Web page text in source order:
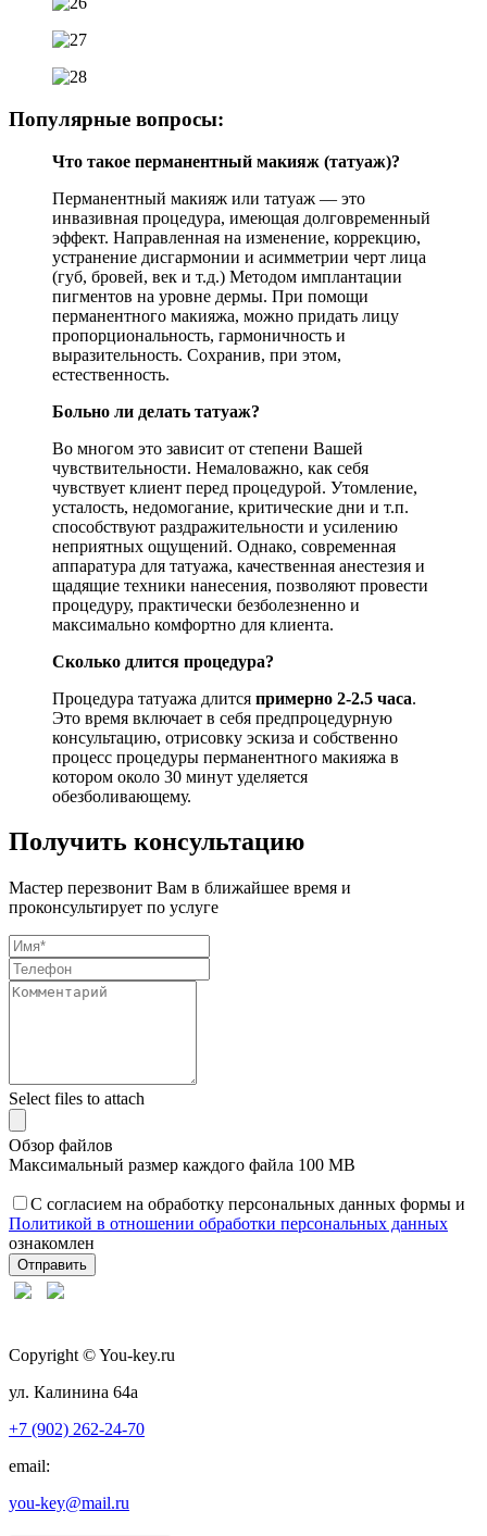
Популярные вопросы:
Что такое перманентный макияж (татуаж)?
Перманентный макияж или татуаж — это
инвазивная процедура, имеющая долговременный
эффект. Направленная на изменение, коррекцию,
устранение дисгармонии и асимметрии черт лица
(губ, бровей, век и т.д.) Методом имплантации
пигментов на уровне дермы. При помощи
перманентного макияжа, можно придать лицу
пропорциональность, гармоничность и
выразительность. Сохранив, при этом,
естественность.
Больно ли делать татуаж?
Во многом это зависит от степени Вашей
чувствительности. Немаловажно, как себя
чувствует клиент перед процедурой. Утомление,
усталость, недомогание, критические дни и т.п.
способствуют раздражительности и усилению
неприятных ощущений. Однако, современная
аппаратура для татуажа, качественная анестезия и
щадящие техники нанесения, позволяют провести
процедуру, практически безболезненно и
максимально комфортно для клиента.
Сколько длится процедура?
Процедура татуажа длится примерно 2-2.5 часа.
Это время включает в себя предпроцедурную
консультацию, отрисовку эскиза и собственно
процесс процедуры перманентного макияжа в
котором около 30 минут уделяется
обезболивающему.
Получить консультацию
Мастер перезвонит Вам в ближайшее время и
проконсультирует по услуге
Select files to attach
Обзор файлов
Максимальный размер каждого файла 100 MB
С согласием на обработку персональных данных формы и
Политикой в отношении обработки персональных данных
ознакомлен
Отправить
Сopyright © You-key.ru
ул. Калинина 64а
+7 (902) 262-24-70
email:
you-key@mail.ru